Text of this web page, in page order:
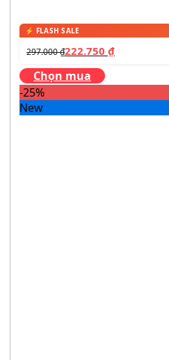
297.000₫222.750 ₫
Chọn mua
-25%
New